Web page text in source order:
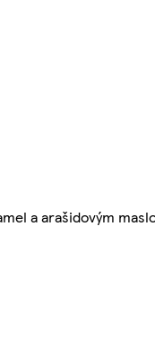
a arašidovým